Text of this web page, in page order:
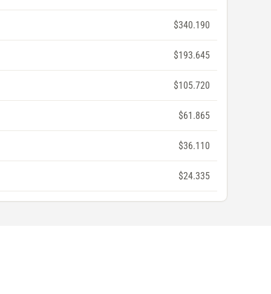
$340.190
$193.645
$105.720
$61.865
$36.110
$24.335